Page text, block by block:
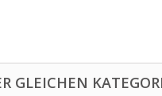
GLEICHEN